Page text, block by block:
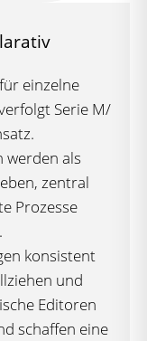
einzelne
Serie M/
werden als
zentral
Prozesse
konsistent
und
Editoren
schaffen eine